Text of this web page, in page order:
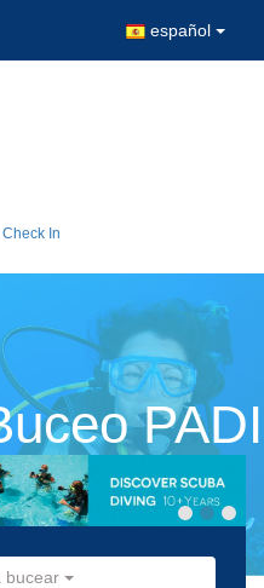
español
Check In
PADI
bucear